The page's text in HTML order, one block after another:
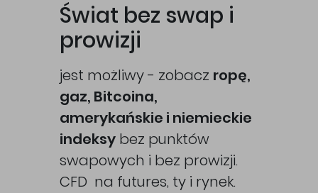
Świat bez swap i
prowizji
jest możliwy - zobacz ropę,
gaz, Bitcoina,
amerykańskie i niemieckie
indeksy bez punktów
swapowych i bez prowizji.
CFD na futures, ty i rynek.